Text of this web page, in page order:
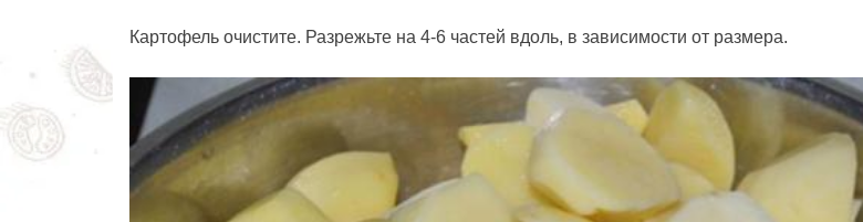
Картофель очистите. Разрежьте на 4-6 частей вдоль, в зависимости от размера.